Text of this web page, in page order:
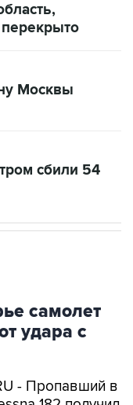
Москвы
сбили 54
самолет
удара с
- Пропавший в